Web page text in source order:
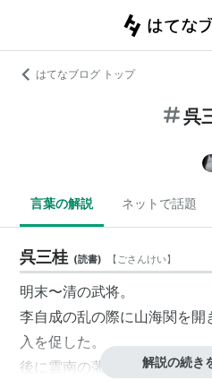
はてなブログ トップ
呉
言葉の解説 ネットで話題
呉三桂 (読書) 【ごさんけい】
明末〜清の武将。
李自成の乱の際に山海関を
入を促した。
後に雲南の藩王に封じられ
解説の続き